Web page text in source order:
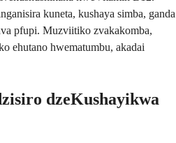
kuneta, kushaya simba, ganda
pfupi. Muzviitiko zvakakomba,
ehutano hwematumbu, akadai
dzeKushayikwa